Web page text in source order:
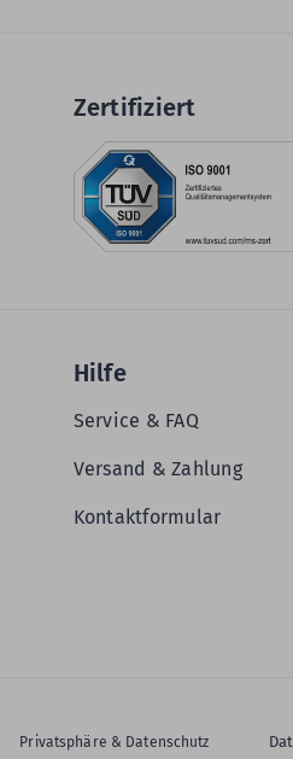
Zertifiziert
Hilfe
Service & FAQ
Versand & Zahlung
Kontaktformular
Privatsphäre & Datenschutz